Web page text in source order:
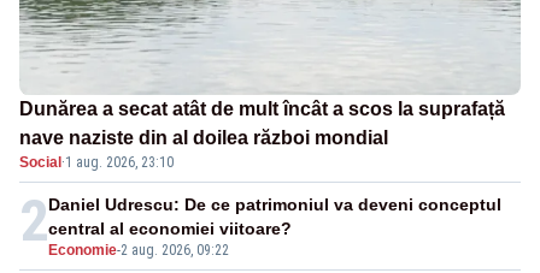
Dunărea a secat atât de mult încât a scos la suprafață
nave naziste din al doilea război mondial
Social ·1 aug. 2026, 23:10
2 Economie-2 aug. 2026, 09:22
Daniel Udrescu: De ce patrimoniul va deveni conceptul
central al economiei viitoare?